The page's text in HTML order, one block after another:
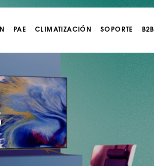
PAE CLIMATIZACIÓN SOPORTE B2B